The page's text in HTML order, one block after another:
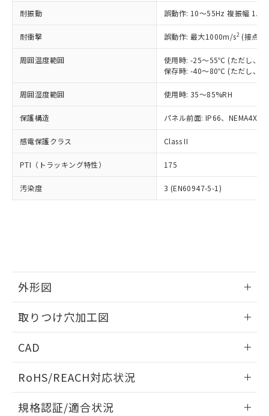
耐振動 誤動作: 10～55Hz 複振幅
耐衝撃 誤動作: 最大1000m/s2 (接点
周囲温度範囲
使用時: -25～55℃ (ただし、氷
保存時: -40～80℃ (ただし、氷
周囲湿度範囲 使用時: 35～85%RH
保護構造 パネル前面: IP66、NEMA4X,
感電保護クラス Class II
PTI（トラッキング特性） 175
汚染度 3 (EN60947-5-1)
外形図
取りつけ穴加工図
CAD
ドすることができます。
RoHS/REACH対応状況
規格認証/適合状況
正式な納期状況および標準価格はお客
様のお取引先、またはお客様担当のオ
ムロン制御機器販売店・当社販売員に
オムロン制御機器販売店や当社販売拠
販売ネットワーク
」をご確認
在庫状況および標準価格結果を当社の
示しないようお願いします。
マイパーツ機能（部品リスト作成サー
ビス）をご利用いただくには、I-Web
メンバーズにご登録されている必要が
お客様が当ウェブサイト上で当社にご
登録された部品リストについて、当社
の共同利用に関して"
の「1.共同利
指します。
ルベンジル（BBP） 1000ppm以下、フタル酸ジブチル
（DBP） 1000ppm以下、フタル酸ジイソブチル
但し、RoHS指令で産業用監視および制御機器に対する
フタル酸エステル類の４物質については閾値を超える意
図的な使用がないことを確認しています。
部品在庫の切り替え状況などにより、予定
月が前後することがあります。
※3 非含有証明書ダウンロード
51物質の非含有証明書（当社基準）
※本証明書は発行日時点で非含有を証明す
るもので、過去に遡って非含有を証明する
また、RoHS指令のフタル酸エステル類４
物質の対応では、対応完了までの期間は出
既に当社にて対応品への在庫切替を完了
していることから、特段のことがない限
り、2022年1月12日より割愛しておりま
す。
DBP(フタル酸ジブチル) : 1000ppm、 DIBP(フタル酸ジ
イソブチル) : 1000ppm、 BBP(フタル酸ブチルベンジ
「ｅ」：有害物質（10物質）のすべてが基
準値以下であることを示します。
「10」：通常の使用状況下において有害物
質が外部に漏えいし、環境に深刻な影響を
及ぼさない年数を意味します。
「－」：未確認です。当社販売部門へお問
全に破砕するなど、違法に輸出されな
いよう必要な手段を講じます。
当社は貴社製品を、核兵器、ミサイ
ル、化学兵器、生物兵器またはその他
武器並びにこれらの製造装置等に一切
当社は、貴社製品を第三者に販売する
場合は、上記1、2および3の内容を当
該第三者に通知します。また当社は、
販売先および販売に係わる関係者が違
法に輸出するおそれがある場合は、取
－
在庫なし(最新の在庫状況につ
いては、お客様のお取引先、ま
たはお客様担当のオムロン制御
機器販売店・当社販売員にご確
空
受注生産機種、また在庫状況の
情報を公開していない機種